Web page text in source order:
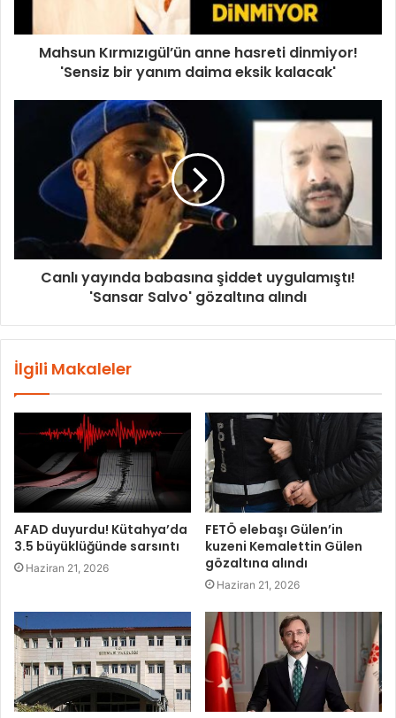
Mahsun Kırmızıgül’ün anne hasreti dinmiyor!
'Sensiz bir yanım daima eksik kalacak'
Canlı yayında babasına şiddet uygulamıştı!
'Sansar Salvo' gözaltına alındı
İlgili Makaleler
AFAD duyurdu! Kütahya’da
3.5 büyüklüğünde sarsıntı
Haziran 21, 2026
FETÖ elebaşı Gülen’in
kuzeni Kemalettin Gülen
gözaltına alındı
Haziran 21, 2026